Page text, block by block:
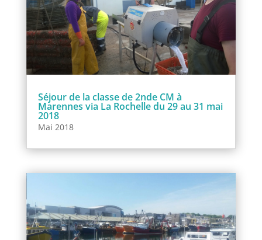
Séjour de la classe de 2nde CM à
Marennes via La Rochelle du 29 au 31 mai
2018
Mai 2018